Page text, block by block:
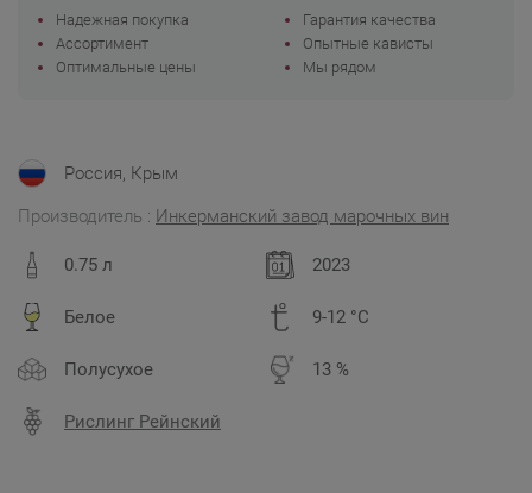
Россия, Крым
Производитель : Инкерманский завод марочных вин
0.75 л 2023
Белое 9-12 °C
Полусухое 13 %
Рислинг Рейнский
Надежная покупка
Гарантия качества
Ассортимент
Опытные кависты
Оптимальные цены
Мы рядом